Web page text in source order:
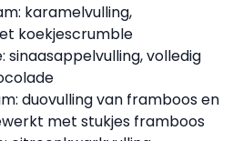
karamelvulling,
koekjescrumble
sinaasappelvulling, volledig
duovulling van framboos en
met stukjes framboos